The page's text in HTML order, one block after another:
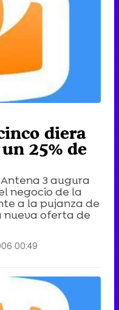
diera
25% de
3 augura
negocio de la
a la pujanza de
nueva oferta de
00:49